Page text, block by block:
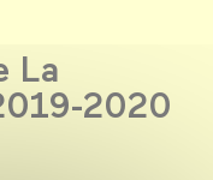
La
2020